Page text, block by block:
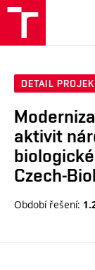
DETAIL
aktivit
Czech-
Období řešení: